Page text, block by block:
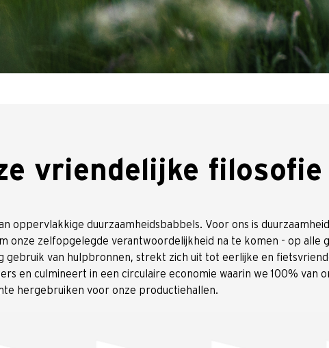
vriendelijke filosofie
oppervlakkige duurzaamheidsbabbels. Voor ons is
onze zelfopgelegde verantwoordelijkheid na te komen - op alle
gebruik van hulpbronnen, strekt zich uit tot eerlijke en
en culmineert in een circulaire economie waarin we 100% van
hergebruiken voor onze productiehallen.